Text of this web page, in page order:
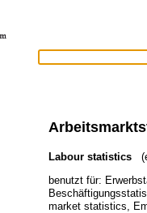
Labour statistics
benutzt für:
market statistics